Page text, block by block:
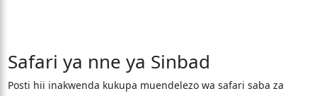
Safari ya nne ya Sinbad
Posti hii inakwenda kukupa muendelezo wa safari saba za